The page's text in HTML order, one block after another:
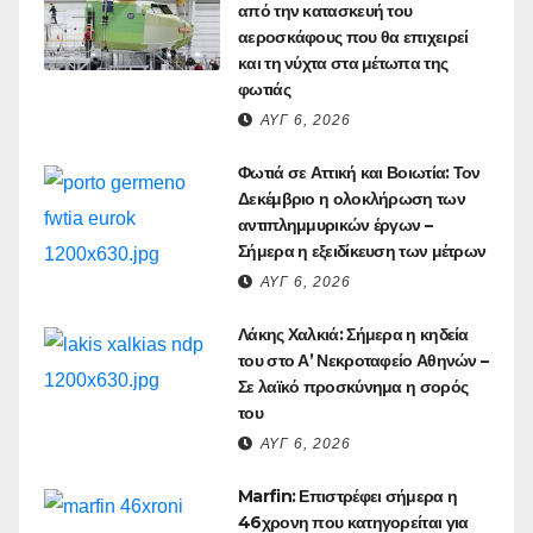
από την κατασκευή του
αεροσκάφους που θα επιχειρεί
και τη νύχτα στα μέτωπα της
φωτιάς
ΑΥΓ 6, 2026
Φωτιά σε Αττική και Βοιωτία: Τον
Δεκέμβριο η ολοκλήρωση των
αντιπλημμυρικών έργων –
Σήμερα η εξειδίκευση των μέτρων
ΑΥΓ 6, 2026
Λάκης Χαλκιά: Σήμερα η κηδεία
του στο Α’ Νεκροταφείο Αθηνών –
Σε λαϊκό προσκύνημα η σορός
του
ΑΥΓ 6, 2026
Marfin: Επιστρέφει σήμερα η
46χρονη που κατηγορείται για